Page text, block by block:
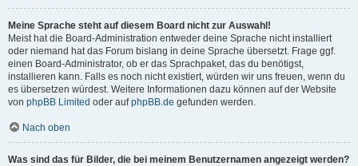
Meine Sprache steht auf diesem Board nicht zur Auswahl!
Meist hat die Board-Administration entweder deine Sprache nicht installiert
oder niemand hat das Forum bislang in deine Sprache übersetzt. Frage ggf.
einen Board-Administrator, ob er das Sprachpaket, das du benötigst,
installieren kann. Falls es noch nicht existiert, würden wir uns freuen, wenn du
es übersetzen würdest. Weitere Informationen dazu können auf der Website
von phpBB Limited oder aufphpBB.de gefunden werden.
Nach oben
Was sind das für Bilder, die bei meinem Benutzernamen angezeigt werden?